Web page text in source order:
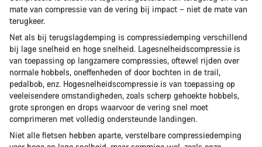
mate van compressie van de vering bij impact – niet de mate van
terugkeer.
Net als bij terugslagdemping is compressiedemping verschillend
bij lage snelheid en hoge snelheid. Lagesnelheidscompressie is
van toepassing op langzamere compressies, oftewel rijden over
normale hobbels, oneffenheden of door bochten in de trail,
pedalbob, enz. Hogesnelheidscompressie is van toepassing op
veeleisendere omstandigheden, zoals scherp gehoekte hobbels,
grote sprongen en drops waarvoor de vering snel moet
comprimeren met volledig ondersteunde landingen.
Niet alle fietsen hebben aparte, verstelbare compressiedemping